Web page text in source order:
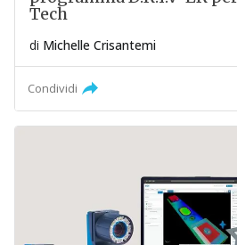
Tech
di Michelle Crisantemi
Condividi